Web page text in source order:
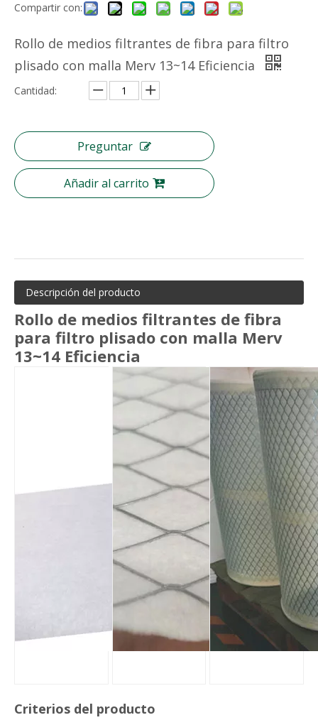
Compartir con:
Rollo de medios filtrantes de fibra para filtro
plisado con malla Merv 13~14 Eficiencia
Cantidad:
Preguntar
Añadir al carrito
Descripción del producto
Rollo de medios filtrantes de fibra
para filtro plisado con malla Merv
13~14 Eficiencia
Criterios del producto